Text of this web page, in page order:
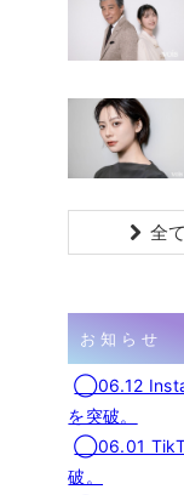
全
お知らせ
◯06.12
を突破。
◯06.01
破。